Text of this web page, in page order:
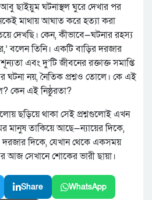
ছাইয়ুম ঘটনাস্থল ঘুরে দেখার পর
মাথায় আঘাত করে হত্যা করা
দেখছি। কেন, কীভাবে—ঘটনার রহস্য
বলেন তিনি। একটি বাড়ির দরজার
এবং দু’টি জীবনের রক্তাক্ত সমাপ্তি
ঘটনা নয়, নৈতিক প্রশ্নও তোলে। কে এই
কেন এই নিষ্ঠুরতা?
ছড়িয়ে থাকা সেই প্রশ্নগুলোই এখন
মানুষ তাকিয়ে আছে—ন্যায়ের দিকে,
দরজার দিকে, যেখান থেকে একসময়
আজ সেখানে শোকের ভারী ছায়া।
Share WhatsApp